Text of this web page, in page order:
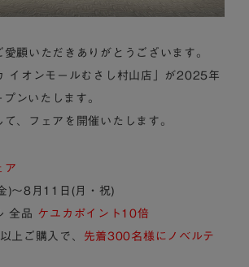
愛顧いただきありがとうございます。
イオンモールむさし村山店」が2025年
ンいたします。
、フェアを開催いたします。
ア
)～8月11日(月・祝)
全品 ケユカポイント10倍
上ご購入で、 先着300名様にノベルテ